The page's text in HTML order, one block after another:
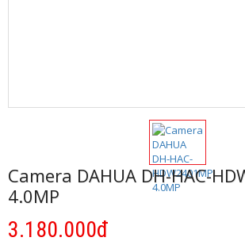
Camera DAHUA DH-HAC-
4.0MP
3.180.000đ